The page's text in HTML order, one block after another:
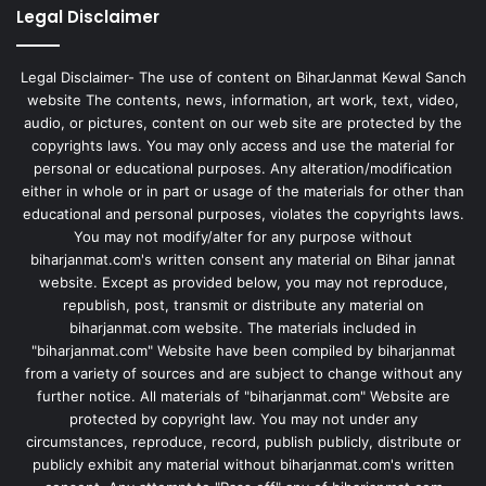
Legal Disclaimer
Legal Disclaimer- The use of content on BiharJanmat Kewal Sanch
website The contents, news, information, art work, text, video,
audio, or pictures, content on our web site are protected by the
copyrights laws. You may only access and use the material for
personal or educational purposes. Any alteration/modification
either in whole or in part or usage of the materials for other than
educational and personal purposes, violates the copyrights laws.
You may not modify/alter for any purpose without
biharjanmat.com's written consent any material on Bihar jannat
website. Except as provided below, you may not reproduce,
republish, post, transmit or distribute any material on
biharjanmat.com website. The materials included in
"biharjanmat.com" Website have been compiled by biharjanmat
from a variety of sources and are subject to change without any
further notice. All materials of "biharjanmat.com" Website are
protected by copyright law. You may not under any
circumstances, reproduce, record, publish publicly, distribute or
publicly exhibit any material without biharjanmat.com's written